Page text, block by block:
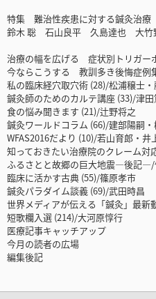
特集 難治性疾患に対する鍼灸治療
鈴木 聡 石山良平 久島達也 大竹
治療の幅を広げる 症状別トリガー
今ならこうする 教訓多き後悔症例
私の臨床経穴取穴術 (28)/松浦穣士
鍼灸師のためのカルテ講座 (33)/津
食の悩み聞きます (21)/辻野将之
鍼灸ワールドコラム (66)/建部陽嗣
WFAS2016だより (10)/若山育郎・
知っておきたい治療院のクレーム対
ふるさとと故郷の巨大地震―後記―/
臨床に活かす古典 (55)/篠原孝市
鍼灸パラダイム談義 (69)/武田時昌
世界メディアが伝える「鍼灸」最新
短歌欄入選 (214)/大河原惇行
医療記事キャッチアップ
今月の読者の広場
編集後記